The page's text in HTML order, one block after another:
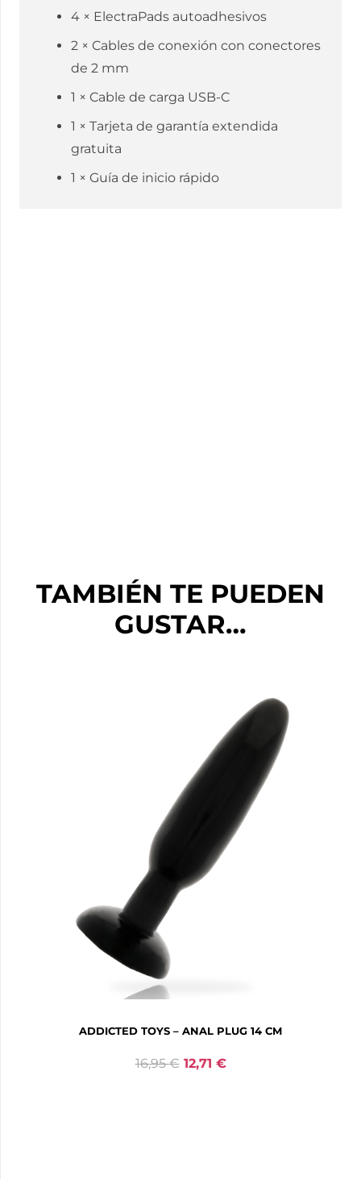
4 × ElectraPads autoadhesivos
2 × Cables de conexión con conectores
de 2 mm
1 × Cable de carga USB-C
1 × Tarjeta de garantía extendida
gratuita
1 × Guía de inicio rápido
TAMBIÉN TE PUEDEN
GUSTAR…
ADDICTED TOYS – ANAL PLUG 14 CM
16,95€ 12,71 €